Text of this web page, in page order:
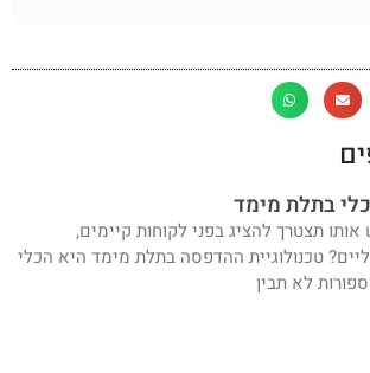
בתלת מימד
תצטרך להציג בפני לקוחות קיימים,
טכנולוגיית ההדפסה בתלת מימד היא הכלי
לא תבין